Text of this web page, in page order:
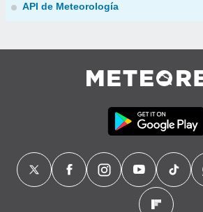
API de Meteorología